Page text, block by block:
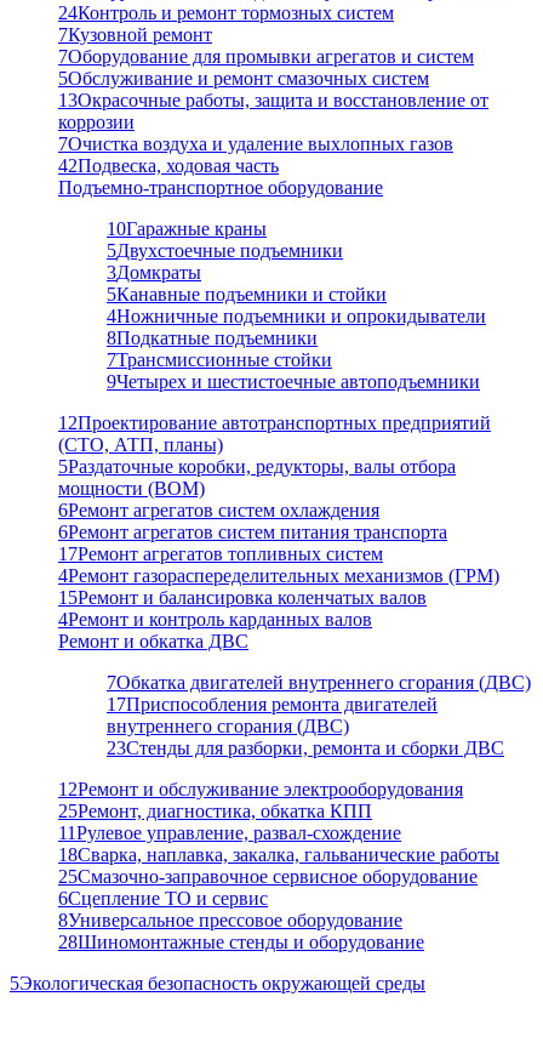
24Контроль и ремонт тормозных систем
7Кузовной ремонт
7Оборудование для промывки агрегатов и систем
5Обслуживание и ремонт смазочных систем
13Окрасочные работы, защита и восстановление от
коррозии
7Очистка воздуха и удаление выхлопных газов
42Подвеска, ходовая часть
Подъемно-транспортное оборудование
10Гаражные краны
5Двухстоечные подъемники
3Домкраты
5Канавные подъемники и стойки
4Ножничные подъемники и опрокидыватели
8Подкатные подъемники
7Трансмиссионные стойки
9Четырех и шестистоечные автоподъемники
12Проектирование автотранспортных предприятий
(СТО, АТП, планы)
5Раздаточные коробки, редукторы, валы отбора
мощности (ВОМ)
6Ремонт агрегатов систем охлаждения
6Ремонт агрегатов систем питания транспорта
17Ремонт агрегатов топливных систем
4Ремонт газораспеределительных механизмов (ГРМ)
15Ремонт и балансировка коленчатых валов
4Ремонт и контроль карданных валов
Ремонт и обкатка ДВС
7Обкатка двигателей внутреннего сгорания (ДВС)
17Приспособления ремонта двигателей
внутреннего сгорания (ДВС)
23Стенды для разборки, ремонта и сборки ДВС
12Ремонт и обслуживание электрооборудования
25Ремонт, диагностика, обкатка КПП
11Рулевое управление, развал-схождение
18Сварка, наплавка, закалка, гальванические работы
25Смазочно-заправочное сервисное оборудование
6Сцепление ТО и сервис
8Универсальное прессовое оборудование
28Шиномонтажные стенды и оборудование
5Экологическая безопасность окружающей среды